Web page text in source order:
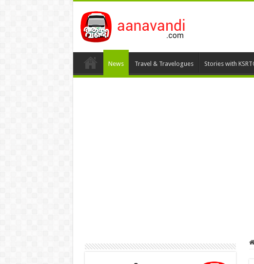
News Travel & Travelogues Stories with